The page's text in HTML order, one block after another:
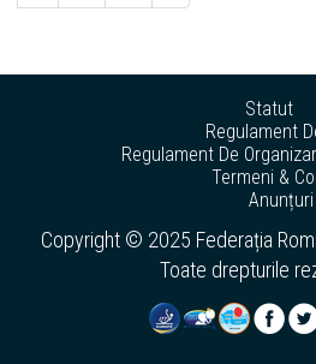
Statut
Regulament
Regulament De
Termeni &
Anunțuri
Copyright © 2025 Federația
Toate drepturile